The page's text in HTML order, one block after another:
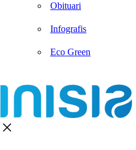
Obituari
Infografis
Eco Green